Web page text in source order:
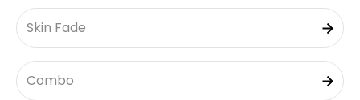
Skin Fade
Combo